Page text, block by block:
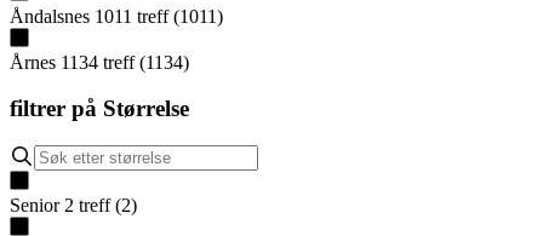
Åndalsnes 1011 treff (1011)
Årnes 1134 treff (1134)
filtrer på Størrelse
Senior 2 treff (2)